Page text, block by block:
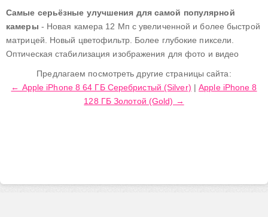
Самые серьёзные улучшения для самой популярной
камеры - Новая камера 12 Мп с увеличенной и более быстрой
матрицей. Новый цветофильтр. Более глубокие пиксели.
Оптическая стабилизация изображения для фото и видео
Предлагаем посмотреть другие страницы сайта:
← Apple iPhone 8 64 ГБ Серебристый (Silver) |Apple iPhone 8
128 ГБ Золотой (Gold) →